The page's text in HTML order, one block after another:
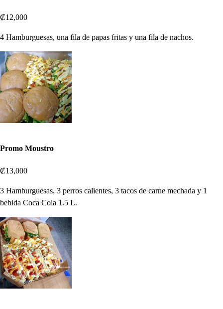
₡12,000
4 Hamburguesas, una fila de papas fritas y una fila de nachos.
Promo Moustro
₡13,000
3 Hamburguesas, 3 perros calientes, 3 tacos de carne mechada y 1
bebida Coca Cola 1.5 L.